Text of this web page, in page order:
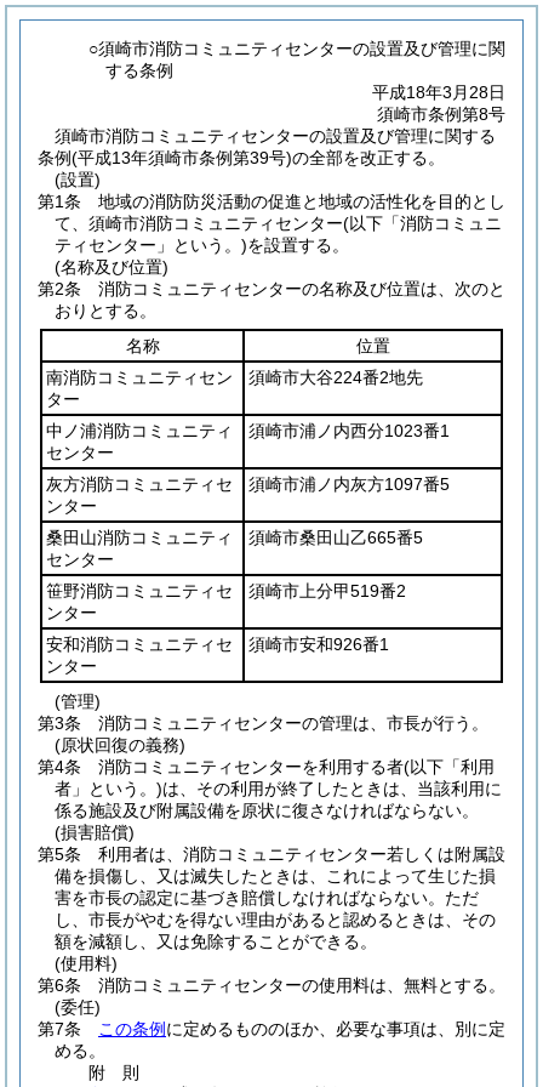
○須崎市消防コミュニティセンターの設置及び管理に関
する条例
平成18年3月28日
須崎市条例第8号
須崎市消防コミュニティセンターの設置及び管理に関する
条例(平成13年須崎市条例第39号)の全部を改正する。
(設置)
第1条
地域の消防防災活動の促進と地域の活性化を目的とし
て、須崎市消防コミュニティセンター(以下「消防コミュニ
ティセンター」という。)を設置する。
(名称及び位置)
第2条
消防コミュニティセンターの名称及び位置は、次のと
おりとする。
名称
位置
南消防コミュニティセン
ター
須崎市大谷224番2地先
中ノ浦消防コミュニティ
センター
須崎市浦ノ内西分1023番1
灰方消防コミュニティセ
ンター
須崎市浦ノ内灰方1097番5
桑田山消防コミュニティ
センター
須崎市桑田山乙665番5
笹野消防コミュニティセ
ンター
須崎市上分甲519番2
安和消防コミュニティセ
ンター
須崎市安和926番1
(管理)
第3条
消防コミュニティセンターの管理は、市長が行う。
(原状回復の義務)
第4条
消防コミュニティセンターを利用する者(以下「利用
者」という。)は、その利用が終了したときは、当該利用に
係る施設及び附属設備を原状に復さなければならない。
(損害賠償)
第5条
利用者は、消防コミュニティセンター若しくは附属設
備を損傷し、又は滅失したときは、これによって生じた損
害を市長の認定に基づき賠償しなければならない。 ただ
し、市長がやむを得ない理由があると認めるときは、その
額を減額し、又は免除することができる。
(使用料)
第6条
消防コミュニティセンターの使用料は、無料とする。
(委任)
第7条
この条例 に定めるもののほか、必要な事項は、別に定
める。
附 則